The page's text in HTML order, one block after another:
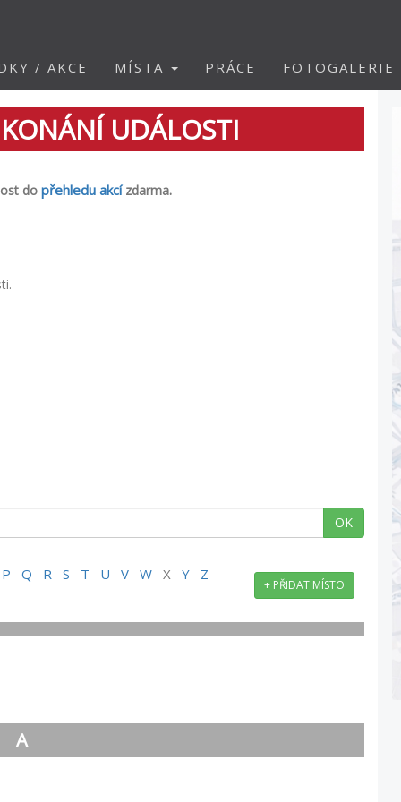
/ AKCE MÍSTA PRÁCE FOTOGALERIE
UDÁLOSTI
dopřehledu akcí zdarma.
.
OK
+ PŘIDAT MÍSTO
P Q R S T U V W X Y Z
A